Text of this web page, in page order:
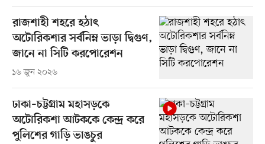
রাজশাহী শহরে হঠাৎ
অটোরিকশার সর্বনিম্ন ভাড়া দ্বিগুণ,
জানে না সিটি করপোরেশন
১৬ জুন ২০২৬
ঢাকা–চট্টগ্রাম মহাসড়কে
অটোরিকশা আটককে কেন্দ্র করে
পুলিশের গাড়ি ভাঙচুর